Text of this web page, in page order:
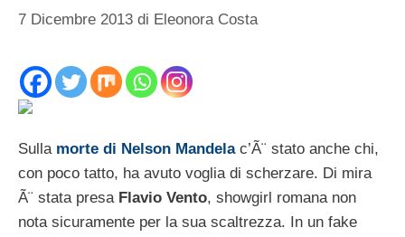
7 Dicembre 2013 di Eleonora Costa
Sulla morte di Nelson Mandela c’Ã¨ stato anche chi,
con poco tatto, ha avuto voglia di scherzare. Di mira
Ã¨ stata presa Flavio Vento, showgirl romana non
nota sicuramente per la sua scaltrezza. In un fake